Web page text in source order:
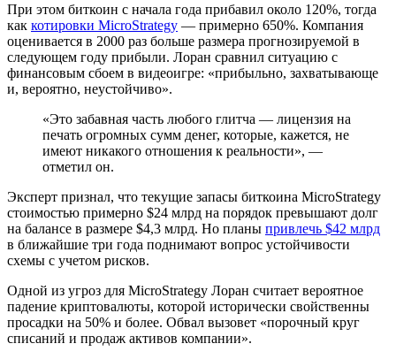
При этом биткоин с начала года прибавил около 120%, тогда
как котировки MicroStrategy — примерно 650%. Компания
оценивается в 2000 раз больше размера прогнозируемой в
следующем году прибыли. Лоран сравнил ситуацию с
финансовым сбоем в видеоигре: «прибыльно, захватывающе
и, вероятно, неустойчиво».
«Это забавная часть любого глитча — лицензия на
печать огромных сумм денег, которые, кажется, не
имеют никакого отношения к реальности», —
отметил он.
Эксперт признал, что текущие запасы биткоина MicroStrategy
стоимостью примерно $24 млрд на порядок превышают долг
на балансе в размере $4,3 млрд. Но планы привлечь $42 млрд
в ближайшие три года поднимают вопрос устойчивости
схемы с учетом рисков.
Одной из угроз для MicroStrategy Лоран считает вероятное
падение криптовалюты, которой исторически свойственны
просадки на 50% и более. Обвал вызовет «порочный круг
списаний и продаж активов компании».